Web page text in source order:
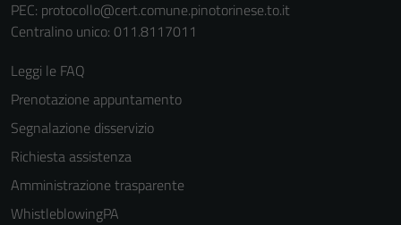
PEC: protocollo@cert.comune.pinotorinese.to.it
Centralino unico: 011.8117011
Leggi le FAQ
Prenotazione appuntamento
Segnalazione disservizio
Richiesta assistenza
Amministrazione trasparente
WhistleblowingPA